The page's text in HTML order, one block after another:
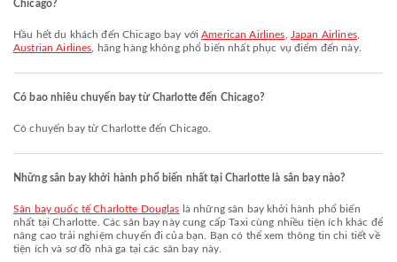
Chicago?
Hầu hết du khách đến Chicago bay vớiAmerican Airlines Japan Airlines,
Austrian Airlines , hãng hàng không phổ biến nhất phục vụ điểm đến này.
Có bao nhiêu chuyến bay từ Charlotte đến Chicago?
Có chuyến bay từ Charlotte đến Chicago.
Những sân bay khởi hành phổ biến nhất tại Charlotte là sân bay nào?
Sân bay quốc tế Charlotte Douglas là những sân bay khởi hành phổ biến
nhất tại Charlotte. Các sân bay này cung cấp Taxi cùng nhiều tiện ích khác để
nâng cao trải nghiệm chuyến đi của bạn. Bạn có thể xem thông tin chi tiết về
tiện ích và sơ đồ nhà ga tại các sân bay này.